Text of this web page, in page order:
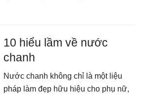
10 hiểu lầm về nước
chanh
Nước chanh không chỉ là một liệu
pháp làm đẹp hữu hiệu cho phụ nữ,